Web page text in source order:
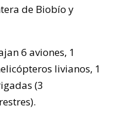
de Biobío y
6 aviones, 1
livianos, 1
(3